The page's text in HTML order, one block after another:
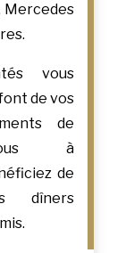
Mercedes
vous
de vos
de
nous à
de
dîners